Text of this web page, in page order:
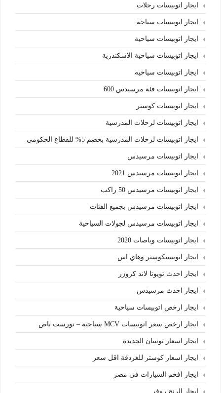
ايجار اتوبيسات رحلات
ايجار اتوبيسات سياحة
ايجار اتوبيسات سياحية
ايجار اتوبيسات سياحية الاسكندرية
ايجار اتوبيسات سياحيه
ايجار اتوبيسات فئة مرسيدس 600
ايجار اتوبيسات كوستر
ايجار اتوبيسات لرحلات المدرسية
ايجار اتوبيسات لرحلات المدرسية بخصم 5% للقطاع الحكومي
ايجار اتوبيسات مرسيدس
ايجار اتوبيسات مرسيدس 2021
ايجار اتوبيسات مرسيدس 50 راكب
ايجار اتوبيسات مرسيدس بجميع الفئات
ايجار اتوبيسات مرسيدس لجولات السياحية
ايجار اتوبيسات وباصات 2020
ايجار اتوبيسكوستر وهاي اس
ايجار احدث تويوتا لاند كروزر
ايجار احدث مرسيدس
ايجار ارخص اتوبيسات سياحية
ايجار ارخص سعر اتوبيسات MCV سياحية – تورست باص
ايجار اسعار توسان الجديدة
ايجار اسعار كوستر للغردقة اقل سعر
ايجار افخم السيارات في مصر
ايجار الرنج روفر